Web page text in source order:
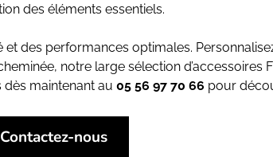
des éléments essentiels.
des performances optimales.
notre large sélection d’accessoires
maintenant au 05 56 97 70 66 pour
Contactez-nous